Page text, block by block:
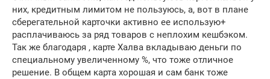
них, кредитным лимитом не пользуюсь, а, вот в плане
сберегательной карточки активно ее использую+
расплачиваюсь за ряд товаров с неплохим кешбэком.
Так же благодаря , карте Халва вкладываю деньги по
специальному увеличенному %, что тоже отличное
решение. В общем карта хорошая и сам банк тоже